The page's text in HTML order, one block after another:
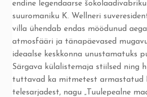
endine legendaarse
suuromaniku K. Wellneri
villa ühendab endas möödunud
atmosfääri ja tänapäevased
ideaalse keskkonna unustamatuks
Särgava külalistemaja stiilsed ning
tuttavad ka mitmetest armastatud
telesarjadest, nagu „Tuulepealne